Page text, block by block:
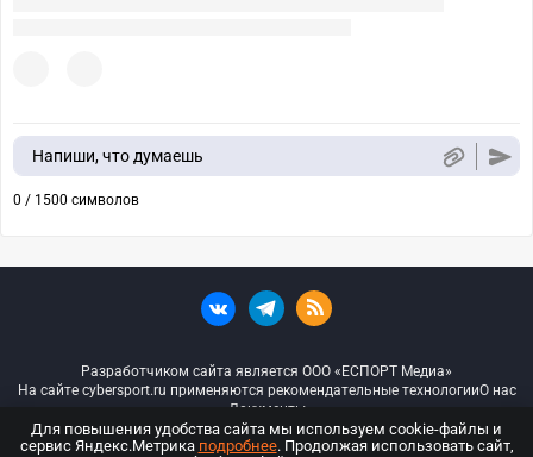
Напиши, что думаешь
0 / 1500 символов
Разработчиком сайта является ООО «ЕСПОРТ Медиа»
На сайте cybersport.ru применяются рекомендательные технологииО нас
Документы
© ООО «Киберспорт.ру» — Все права защищены
Для повышения удобства сайта мы используем cookie-файлы и
сервис Яндекс.Метрика подробнее. Продолжая использовать сайт,